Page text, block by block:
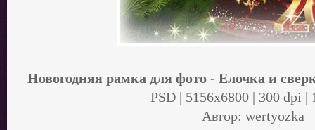
Новогодняя рамка для фото - Елочка и
PSD | 5156x6800 | 300 dpi |
Автор: wertyozka